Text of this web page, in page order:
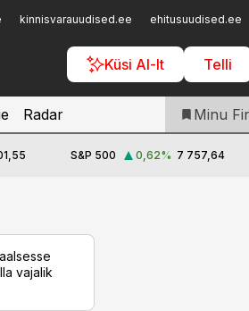
kinnisvarauudised.ee ehitusuudised.ee
Küsi AI-lt Telli
Telli
Radar Minu
S&P 500 0,62% 7 757,64
vajalik